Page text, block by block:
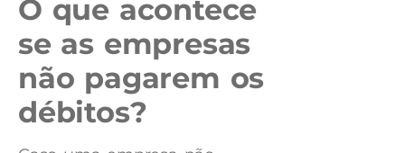
O que acontece
se as empresas
não pagarem os
débitos?